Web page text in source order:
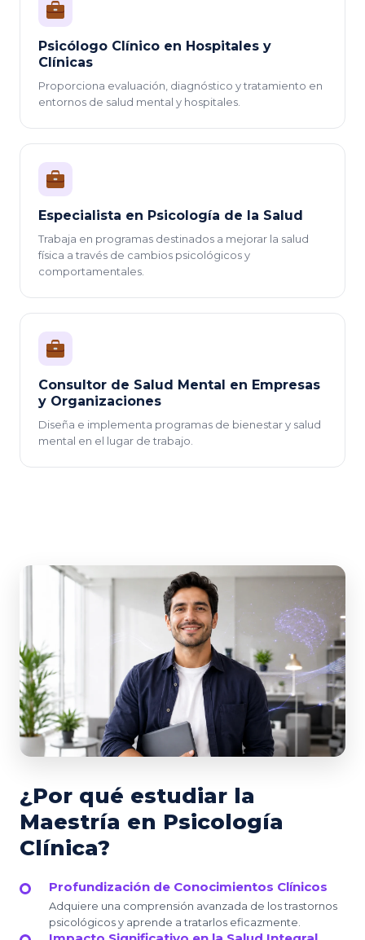
Psicólogo Clínico en Hospitales y
Clínicas
Proporciona evaluación, diagnóstico y tratamiento en
entornos de salud mental y hospitales.
Especialista en Psicología de la Salud
Trabaja en programas destinados a mejorar la salud
física a través de cambios psicológicos y
comportamentales.
Consultor de Salud Mental en Empresas
y Organizaciones
Diseña e implementa programas de bienestar y salud
mental en el lugar de trabajo.
¿Por qué estudiar la
Maestría en Psicología
Clínica?
Profundización de Conocimientos Clínicos
Adquiere una comprensión avanzada de los trastornos
psicológicos y aprende a tratarlos eficazmente.